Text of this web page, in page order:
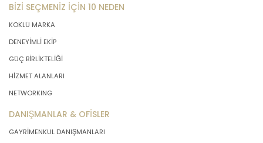
BİZİ SEÇMENİZ İÇİN 10 NEDEN
KÖKLÜ MARKA
DENEYİMLİ EKİP
GÜÇ BİRLİKTELİĞİ
HİZMET ALANLARI
NETWORKING
DANIŞMANLAR & OFİSLER
GAYRİMENKUL DANIŞMANLARI